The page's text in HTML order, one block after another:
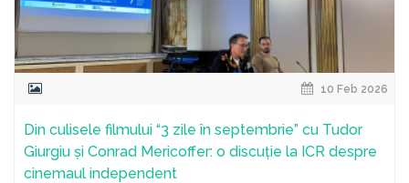
10 Feb 2026
Din culisele filmului “3 zile în septembrie” cu Tudor
Giurgiu și Conrad Mericoffer: o discuție la ICR despre
cinemaul independent